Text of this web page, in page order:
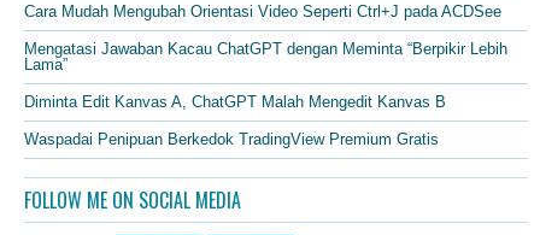
Cara Mudah Mengubah Orientasi Video Seperti Ctrl+J pada ACDSee
Mengatasi Jawaban Kacau ChatGPT dengan Meminta “Berpikir Lebih
Lama”
Diminta Edit Kanvas A, ChatGPT Malah Mengedit Kanvas B
Waspadai Penipuan Berkedok TradingView Premium Gratis
FOLLOW ME ON SOCIAL MEDIA